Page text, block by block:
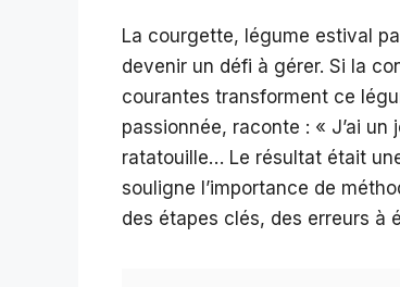
La courgette, légume estival
devenir un défi à gérer. Si la
courantes transforment ce
passionnée, raconte : « J’ai
ratatouille… Le résultat était
souligne l’importance de
des étapes clés, des erreurs à